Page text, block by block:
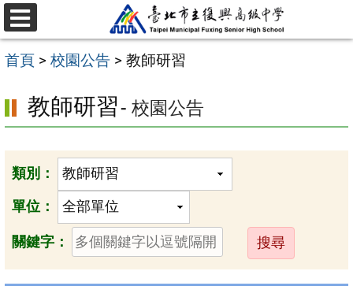
跳
至
主
內
容
區
選
單
首頁 > 校園公告 > 教師研習
教師研習- 校園公告
類別：
單位：
關鍵字：
送
出